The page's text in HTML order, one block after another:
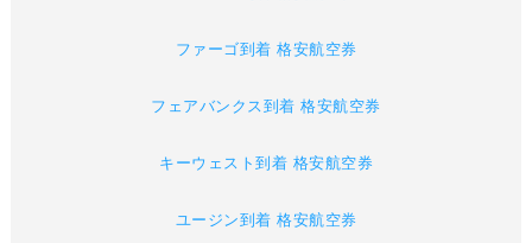
ファーゴ到着 格安航空券
フェアバンクス到着 格安航空券
キーウェスト到着 格安航空券
ユージン到着 格安航空券